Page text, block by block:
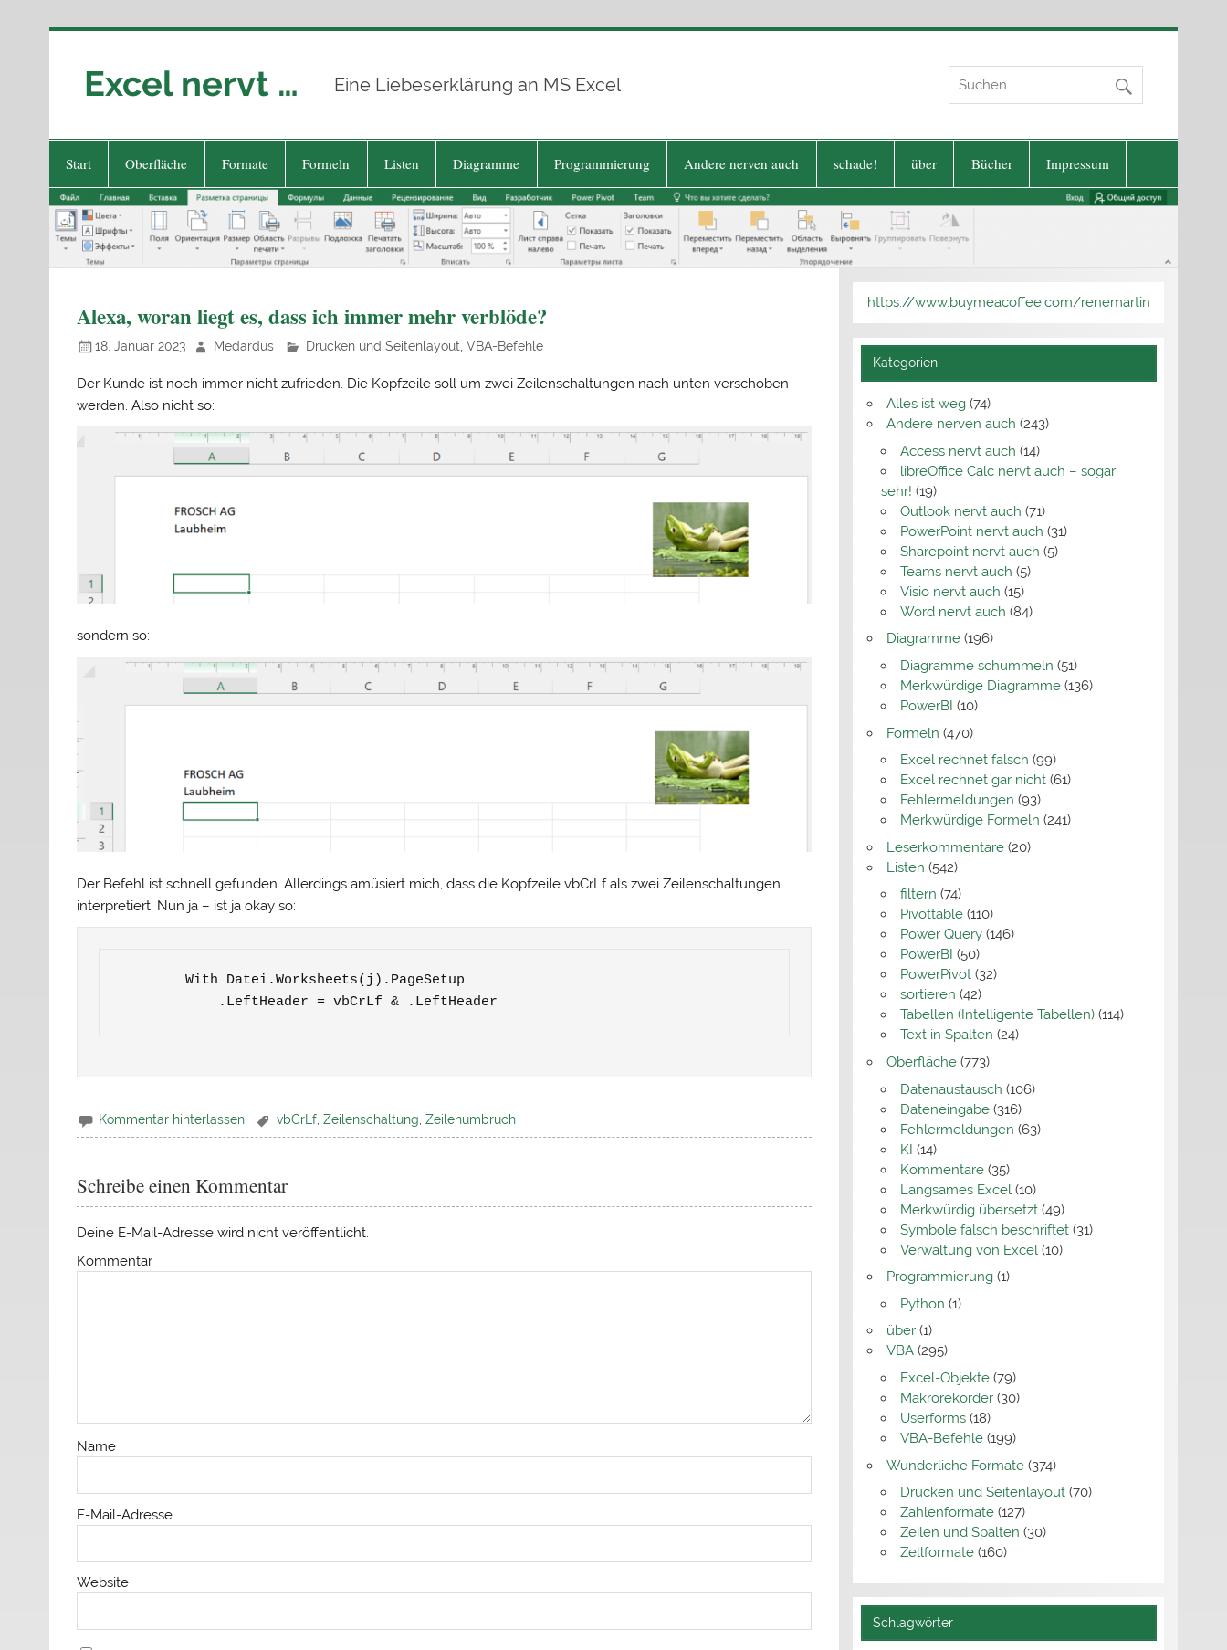
Excel nervt … Eine Liebeserklärung an MS Excel
Start Oberfläche Formate Formeln Listen Diagramme Programmierung Andere nerven auch schade! über Bücher Impressum
Alexa, woran liegt es, dass ich immer mehr verblöde?
18. Januar 2023 Medardus Drucken und Seitenlayout VBA-Befehle
Der Kunde ist noch immer nicht zufrieden. Die Kopfzeile soll um zwei Zeilenschaltungen nach unten verschoben
werden. Also nicht so:
sondern so:
Der Befehl ist schnell gefunden. Allerdings amüsiert mich, dass die Kopfzeile vbCrLf als zwei Zeilenschaltungen
interpretiert. Nun ja – ist ja okay so:
        With Datei.Worksheets(j).PageSetup
            .LeftHeader = vbCrLf & .LeftHeader
Kommentar hinterlassen vbCrLf, Zeilenschaltung Zeilenumbruch
Schreibe einen Kommentar
Deine E-Mail-Adresse wird nicht veröffentlicht.
Kommentar
Name
E-Mail-Adresse
Website
https://www.buymeacoffee.com/renemartin
Kategorien
Alles ist weg(74)
Andere nerven auch (243)
Access nervt auch (14)
libreOffice Calc nervt auch – sogar
sehr! (19)
Outlook nervt auch (71)
PowerPoint nervt auch (31)
Sharepoint nervt auch (5)
Teams nervt auch (5)
Visio nervt auch (15)
Word nervt auch (84)
Diagramme(196)
Diagramme schummeln (51)
Merkwürdige Diagramme (136)
PowerBI (10)
Formeln (470)
Excel rechnet falsch (99)
Excel rechnet gar nicht (61)
Fehlermeldungen (93)
Merkwürdige Formeln (241)
Leserkommentare(20)
Listen (542)
filtern (74)
Pivottable (110)
Power Query (146)
PowerBI (50)
PowerPivot (32)
sortieren (42)
Tabellen (Intelligente Tabellen) (114)
Text in Spalten (24)
Oberfläche(773)
Datenaustausch (106)
Dateneingabe (316)
Fehlermeldungen (63)
KI (14)
Kommentare (35)
Langsames Excel (10)
Merkwürdig übersetzt (49)
Symbole falsch beschriftet (31)
Verwaltung von Excel (10)
Programmierung(1)
Python (1)
über(1)
VBA(295)
Excel-Objekte (79)
Makrorekorder (30)
Userforms (18)
VBA-Befehle (199)
Wunderliche Formate(374)
Drucken und Seitenlayout (70)
Zahlenformate (127)
Zeilen und Spalten (30)
Zellformate (160)
Schlagwörter